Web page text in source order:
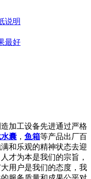
说明
最好
加工设备先进通过严格
囊 ， 鱼箱等产品出厂百
和乐观的精神状态去迎
才为本是我们的宗旨，
用户是我们的态度，我